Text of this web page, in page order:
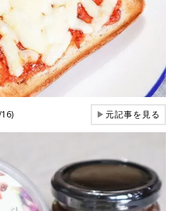
▶元記事を見る